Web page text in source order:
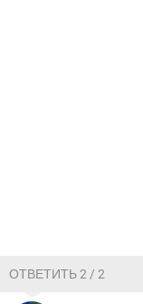
ОТВЕТИТЬ 2 / 2